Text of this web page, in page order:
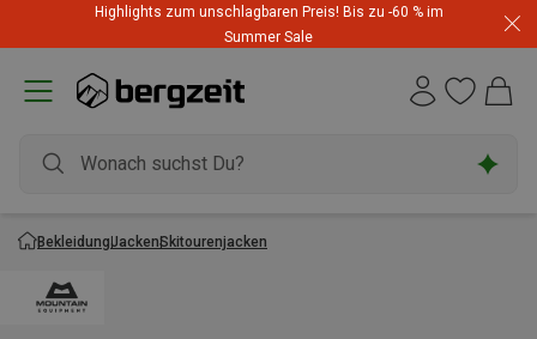
Highlights zum unschlagbaren Preis! Bis zu -60 % im
Summer Sale
BekleidungJackenSkitourenjacken